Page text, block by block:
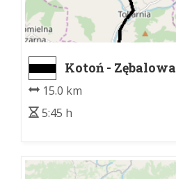
Kotoń - Zębalowa
15.0 km
5:45 h